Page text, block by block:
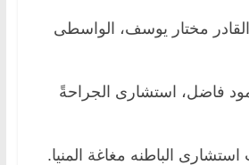
مختار يوسف، الواسطى
فاضل، استشارى الجراحةً
الباطنه مغاغة المنيا.